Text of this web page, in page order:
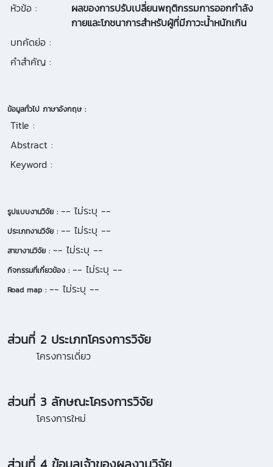
หัวข้อ :
ผลของการปรับเปลี่ยนพฤติกรรมการออกกำลัง
กายและโภชนาการสำหรับผู้ที่มีภาวะน้ำหนักเกิน
บทคัดย่อ :
คำสำคัญ :
ข้อมูลทั่วไป ภาษาอังกฤษ :
Title :
Abstract :
Keyword :
รูปแบบงานวิจัย : -- ไม่ระบุ --
ประเภทงานวิจัย : -- ไม่ระบุ --
สาขางานวิจัย : -- ไม่ระบุ --
กิจกรรมที่เกี่ยวข้อง : -- ไม่ระบุ --
Road map : -- ไม่ระบุ --
ส่วนที่ 2 ประเภทโครงการวิจัย
โครงการเดี่ยว
ส่วนที่ 3 ลักษณะโครงการวิจัย
โครงการใหม่